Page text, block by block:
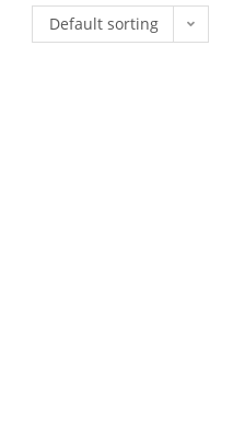
Default sorting